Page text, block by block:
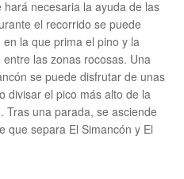
necesaria la ayuda de las
el recorrido se puede
la que prima el pino y la
las zonas rocosas. Una
se puede disfrutar de unas
divisar el pico más alto de la
Tras una parada, se asciende
que separa El Simancón y El